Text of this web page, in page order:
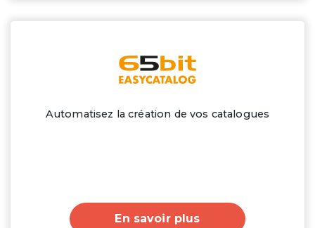
Automatisez la création de vos catalogues
En savoir plus